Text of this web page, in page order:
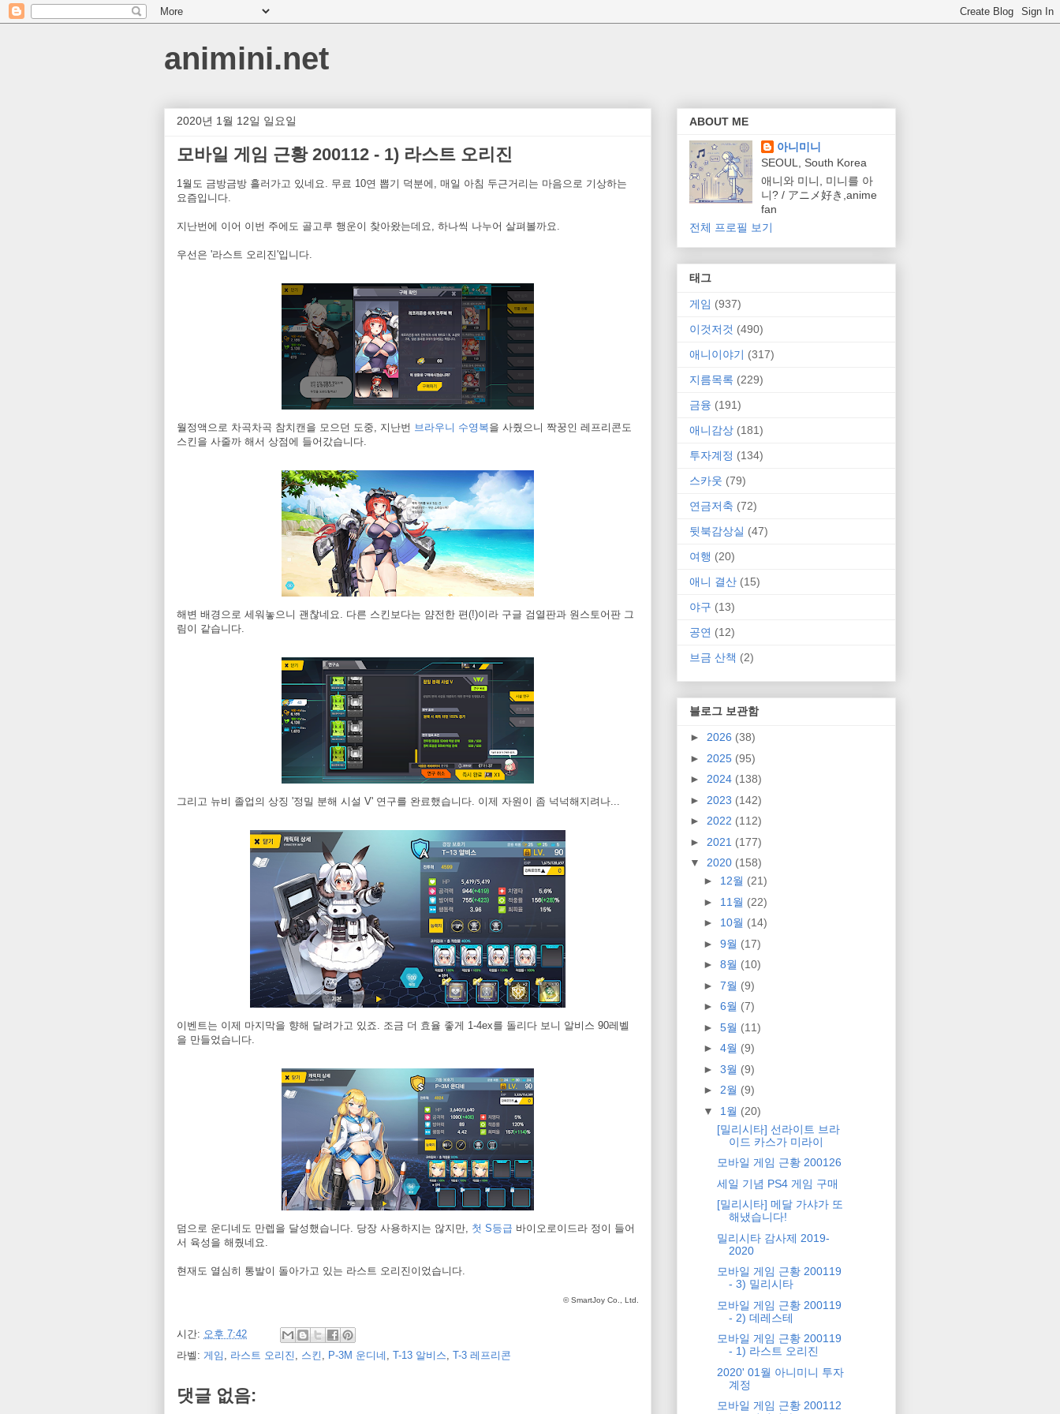
animini.net
2020년 1월 12일 일요일
모바일 게임 근황 200112 - 1) 라스트 오리진
1월도 금방금방 흘러가고 있네요. 무료 10연 뽑기 덕분에, 매일 아침 두근거리는 마음으로 기상하는
요즘입니다.
지난번에 이어 이번 주에도 골고루 행운이 찾아왔는데요, 하나씩 나누어 살펴볼까요.
우선은 '라스트 오리진'입니다.
월정액으로 차곡차곡 참치캔을 모으던 도중, 지난번 브라우니 수영복을 사줬으니 짝꿍인 레프리콘도
스킨을 사줄까 해서 상점에 들어갔습니다.
해변 배경으로 세워놓으니 괜찮네요. 다른 스킨보다는 얌전한 편(!)이라 구글 검열판과 원스토어판 그
림이 같습니다.
그리고 뉴비 졸업의 상징 '정밀 분해 시설 V' 연구를 완료했습니다. 이제 자원이 좀 넉넉해지려나...
이벤트는 이제 마지막을 향해 달려가고 있죠. 조금 더 효율 좋게 1-4ex를 돌리다 보니 알비스 90레벨
을 만들었습니다.
덤으로 운디네도 만렙을 달성했습니다. 당장 사용하지는 않지만, 첫 S등급 바이오로이드라 정이 들어
서 육성을 해줬네요.
현재도 열심히 통발이 돌아가고 있는 라스트 오리진이었습니다.
© SmartJoy Co., Ltd.
시간: 오후 7:42
라벨: 게임 , 라스트 오리진 , 스킨 , P-3M 운디네 , T-13 알비스, T-3 레프리콘
댓글 없음:
ABOUT ME
아니미니
SEOUL, South Korea
애니와 미니, 미니를 아
니? / アニメ好き,anime
fan
전체 프로필 보기
태그
게임 (937)
이것저것 (490)
애니이야기 (317)
지름목록 (229)
금융 (191)
애니감상 (181)
투자계정 (134)
스카웃 (79)
연금저축 (72)
뒷북감상실 (47)
여행 (20)
애니 결산 (15)
야구 (13)
공연 (12)
브금 산책 (2)
블로그 보관함
► 2026 (38)
► 2025 (95)
► 2024 (138)
► 2023 (142)
► 2022 (112)
► 2021 (177)
▼ 2020 (158)
► 12월 (21)
► 11월 (22)
► 10월 (14)
► 9월 (17)
► 8월 (10)
► 7월 (9)
► 6월 (7)
► 5월 (11)
► 4월 (9)
► 3월 (9)
► 2월 (9)
▼ 1월 (20)
[밀리시타] 선라이트 브라
이드 카스가 미라이
모바일 게임 근황 200126
세일 기념 PS4 게임 구매
[밀리시타] 메달 가샤가 또
해냈습니다!
밀리시타 감사제 2019-
2020
모바일 게임 근황 200119
- 3) 밀리시타
모바일 게임 근황 200119
- 2) 데레스테
모바일 게임 근황 200119
- 1) 라스트 오리진
2020' 01월 아니미니 투자
계정
모바일 게임 근황 200112